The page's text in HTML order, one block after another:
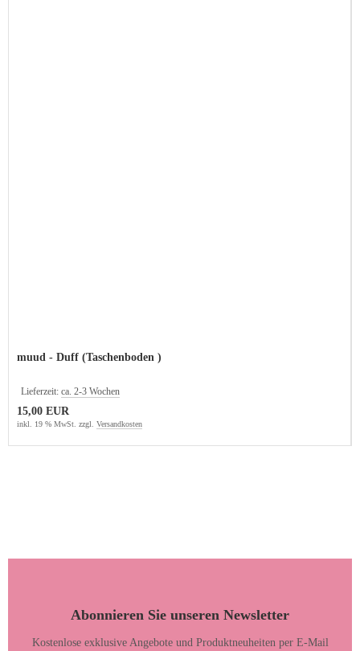
muud - Duff (Taschenboden )
Lieferzeit: ca. 2-3 Wochen
15,00 EUR
inkl. 19 % MwSt. zzgl. Versandkosten
Abonnieren Sie unseren Newsletter
Kostenlose exklusive Angebote und Produktneuheiten per E-Mail